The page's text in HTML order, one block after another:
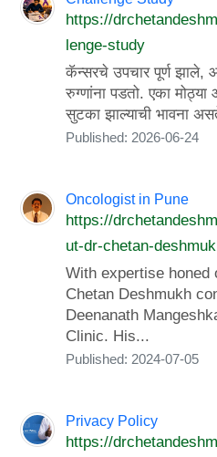
https://
lenge-study
कॅन्सरचे उपचार पूर्ण झाले,
रुग्णांना पडतो. एका
सुटका झाल्याची भावना
Published: 2026-06-24
Oncologist in Pune
https://
ut-dr-chetan-
With expertise honed
Chetan Deshmukh
Deenanath
Clinic. His...
Published: 2024-07-05
Privacy Policy
https://